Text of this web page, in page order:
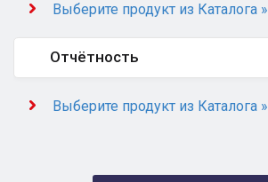
Выберите продукт из Каталога »
Отчётность
Выберите продукт из Каталога »